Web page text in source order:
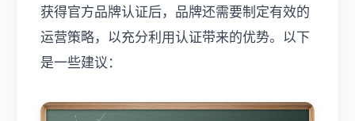
获得官方品牌认证后，品牌还需要制定有效的
运营策略，以充分利用认证带来的优势。以下
是一些建议：